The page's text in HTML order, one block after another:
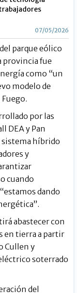
07/05/2026
parque eólico
provincia fue
como “un
modelo de
por las
DEA y Pan
sistema híbrido
y
cuando
dando
abastecer con
en tierra a partir
Cullen y
soterrado
del